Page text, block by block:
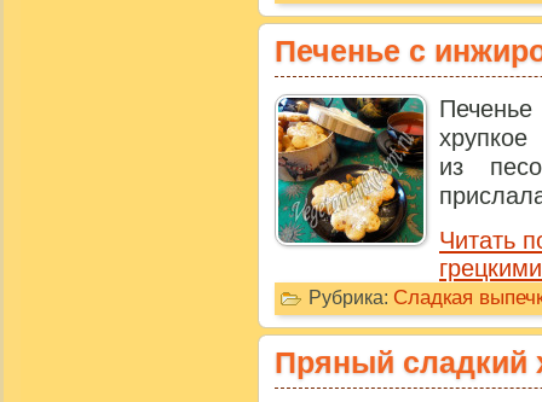
Печенье с
из
Читать
Рубрика: Сладкая
Пряный сладкий